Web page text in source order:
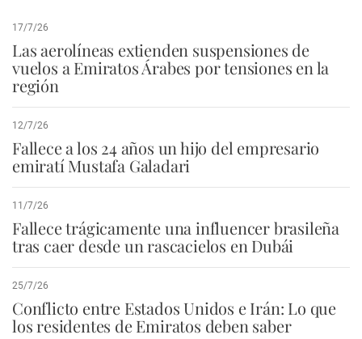
17/7/26
Las aerolíneas extienden suspensiones de
vuelos a Emiratos Árabes por tensiones en la
región
12/7/26
Fallece a los 24 años un hijo del empresario
emiratí Mustafa Galadari
11/7/26
Fallece trágicamente una influencer brasileña
tras caer desde un rascacielos en Dubái
25/7/26
Conflicto entre Estados Unidos e Irán: Lo que
los residentes de Emiratos deben saber